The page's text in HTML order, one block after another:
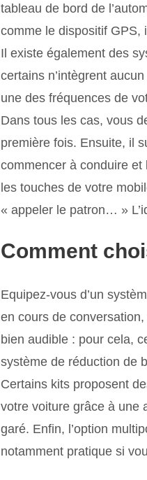
tableau de bord de
comme le dispositif GPS,
Il existe également des
certains n’intègrent
une des fréquences de
Dans tous les cas, vous
première fois. Ensuite, il
commencer à conduire et
les touches de votre
« appeler le patron… »
Comment
Equipez-vous d’un
en cours de
bien audible : pour cela,
système de réduction de
Certains kits proposent
votre voiture grâce à une
garé. Enfin, l’option
notamment pratique si